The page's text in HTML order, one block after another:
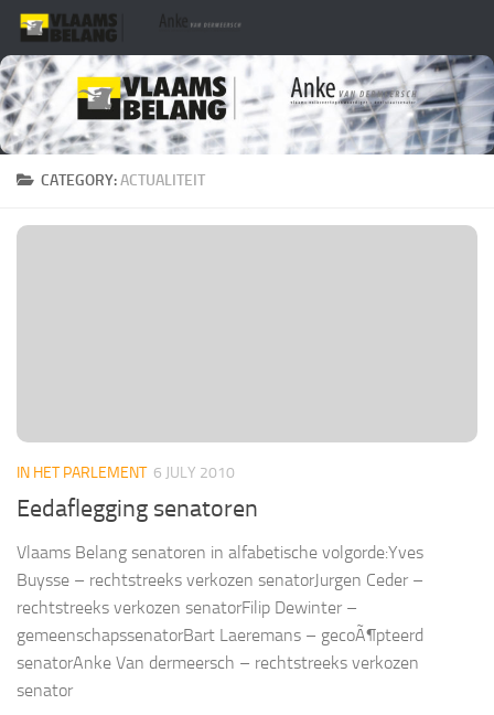
Skip to content
CATEGORY:ACTUALITEIT
IN HET PARLEMENT 6 JULY 2010
Eedaflegging senatoren
Vlaams Belang senatoren in alfabetische volgorde:Yves
Buysse – rechtstreeks verkozen senatorJurgen Ceder –
rechtstreeks verkozen senatorFilip Dewinter –
gemeenschapssenatorBart Laeremans – gecoÃ¶pteerd
senatorAnke Van dermeersch – rechtstreeks verkozen
senator